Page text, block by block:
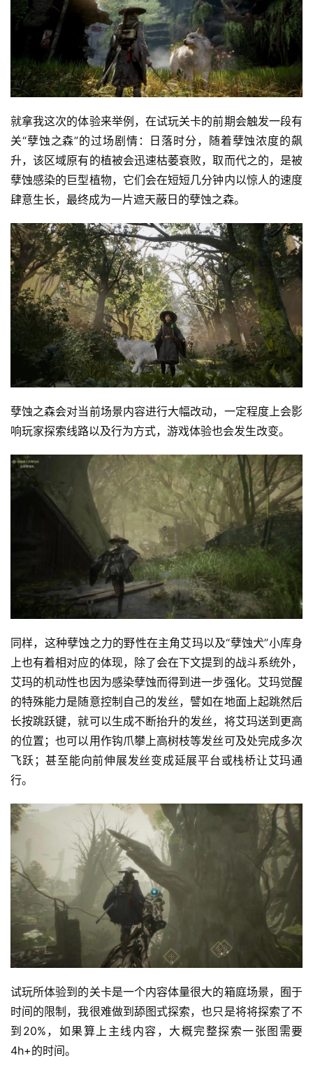
首
页
游
茶
原
创
游
戏
业
界
手
机
游
戏
单
游
戏
休
就拿我这次的体验来举例，在试玩关卡的前期会触发一段有
关“孽蚀之森”的过场剧情：日落时分，随着孽蚀浓度的飙
升，该区域原有的植被会迅速枯萎衰败，取而代之的，是被
孽蚀感染的巨型植物，它们会在短短几分钟内以惊人的速度
肆意生长，最终成为一片遮天蔽日的孽蚀之森。
孽蚀之森会对当前场景内容进行大幅改动，一定程度上会影
响玩家探索线路以及行为方式，游戏体验也会发生改变。
同样，这种孽蚀之力的野性在主角艾玛以及“孽蚀犬”小库身
上也有着相对应的体现，除了会在下文提到的战斗系统外，
艾玛的机动性也因为感染孽蚀而得到进一步强化。艾玛觉醒
的特殊能力是随意控制自己的发丝，譬如在地面上起跳然后
长按跳跃键，就可以生成不断抬升的发丝，将艾玛送到更高
的位置；也可以用作钩爪攀上高树枝等发丝可及处完成多次
飞跃；甚至能向前伸展发丝变成延展平台或栈桥让艾玛通
行。
试玩所体验到的关卡是一个内容体量很大的箱庭场景，囿于
时间的限制，我很难做到舔图式探索，也只是将将探索了不
到20%，如果算上主线内容，大概完整探索一张图需要
4h+的时间。